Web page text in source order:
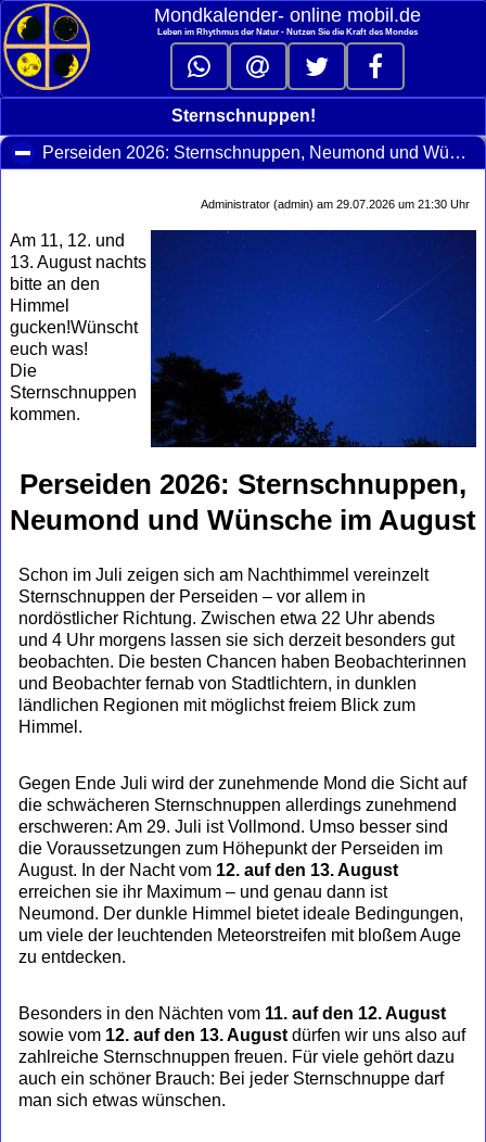
Mondkalender‑ online mobil.de
Leben im Rhythmus der Natur - Nutzen Sie die Kraft des Mondes
Sternschnuppen!
Perseiden 2026: Sternschnuppen, Neumond und Wünsche im August
Administrator (admin) am 29.07.2026 um 21:30 Uhr
Am 11, 12. und
13. August nachts
bitte an den
Himmel
gucken!Wünscht
euch was!
Die
Sternschnuppen
kommen.
Perseiden 2026: Sternschnuppen,
Neumond und Wünsche im August
Schon im Juli zeigen sich am Nachthimmel vereinzelt
Sternschnuppen der Perseiden – vor allem in
nordöstlicher Richtung. Zwischen etwa 22 Uhr abends
und 4 Uhr morgens lassen sie sich derzeit besonders gut
beobachten. Die besten Chancen haben Beobachterinnen
und Beobachter fernab von Stadtlichtern, in dunklen
ländlichen Regionen mit möglichst freiem Blick zum
Himmel.
Gegen Ende Juli wird der zunehmende Mond die Sicht auf
die schwächeren Sternschnuppen allerdings zunehmend
erschweren: Am 29. Juli ist Vollmond. Umso besser sind
die Voraussetzungen zum Höhepunkt der Perseiden im
August. In der Nacht vom 12. auf den 13. August
erreichen sie ihr Maximum – und genau dann ist
Neumond. Der dunkle Himmel bietet ideale Bedingungen,
um viele der leuchtenden Meteorstreifen mit bloßem Auge
zu entdecken.
Besonders in den Nächten vom 11. auf den 12. August
sowie vom 12. auf den 13. August dürfen wir uns also auf
zahlreiche Sternschnuppen freuen. Für viele gehört dazu
auch ein schöner Brauch: Bei jeder Sternschnuppe darf
man sich etwas wünschen.